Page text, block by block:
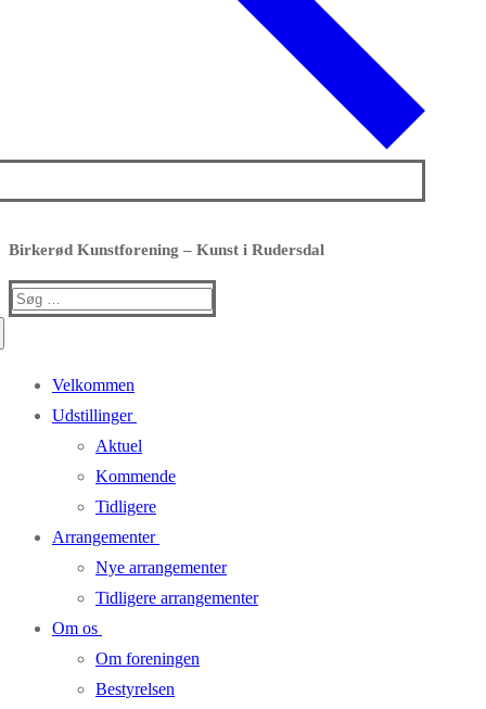
Birkerød Kunstforening – Kunst i Rudersdal
Søg
Velkommen
Udstillinger
Aktuel
Kommende
Tidligere
Arrangementer
Nye arrangementer
Tidligere arrangementer
Om os
Om foreningen
Bestyrelsen